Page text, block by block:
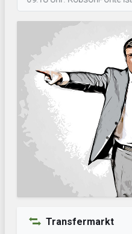
Transfermarkt